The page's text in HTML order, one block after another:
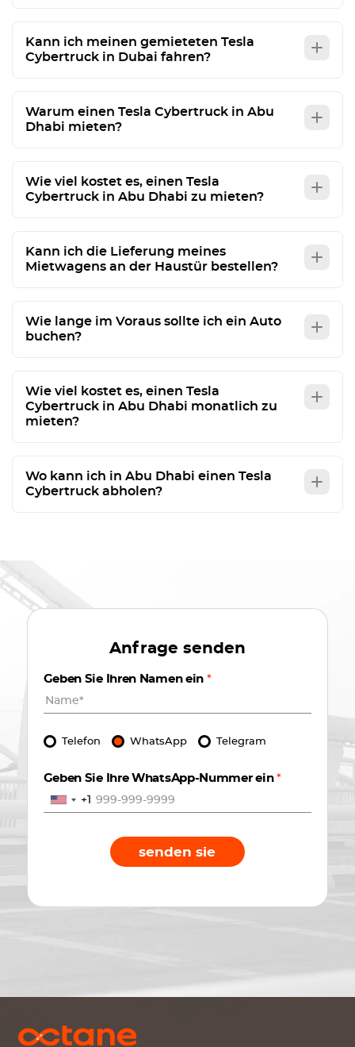
Kann ich meinen gemieteten Tesla
Cybertruck in Dubai fahren?
Warum einen Tesla Cybertruck in Abu
Dhabi mieten?
Wie viel kostet es, einen Tesla
Cybertruck in Abu Dhabi zu mieten?
Kann ich die Lieferung meines
Mietwagens an der Haustür bestellen?
Wie lange im Voraus sollte ich ein Auto
buchen?
Wie viel kostet es, einen Tesla
Cybertruck in Abu Dhabi monatlich zu
mieten?
Wo kann ich in Abu Dhabi einen Tesla
Cybertruck abholen?
Anfrage senden
Geben Sie Ihren Namen ein *
Telefon WhatsApp Telegram
Geben Sie Ihre WhatsApp-Nummer ein*
+1
senden sie